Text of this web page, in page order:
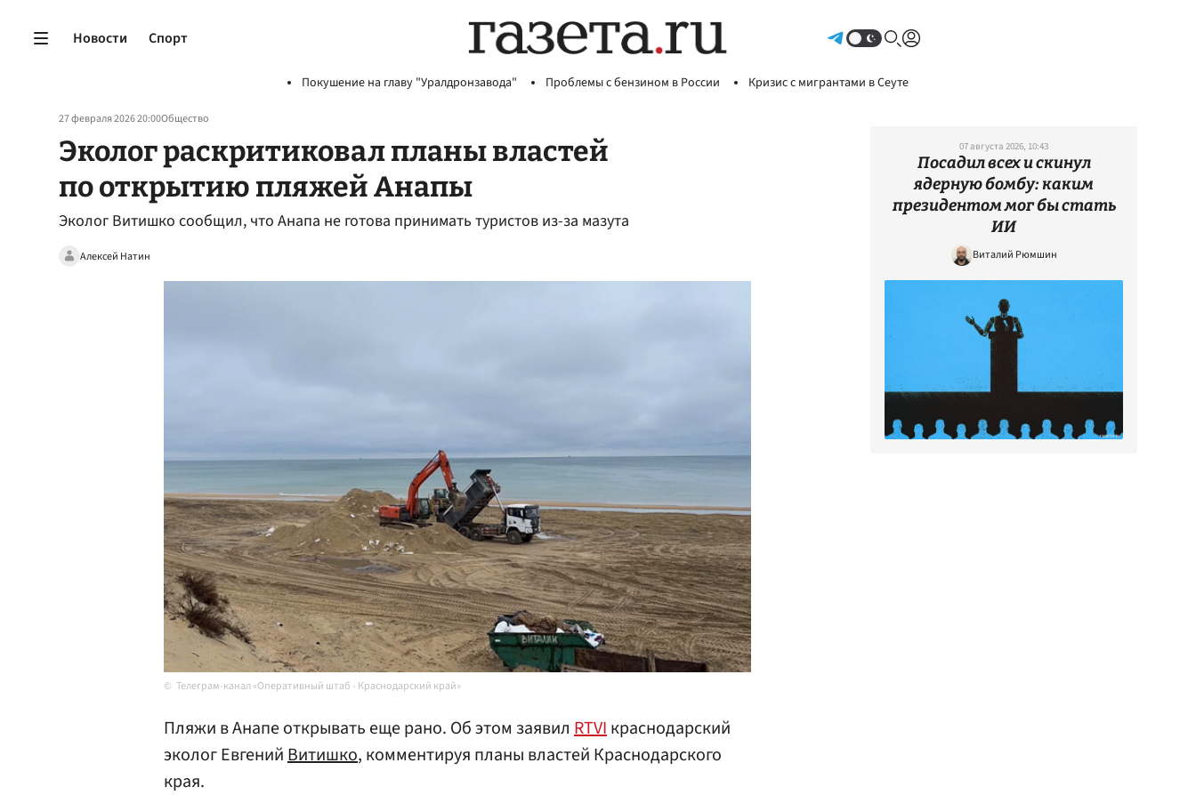
Новости Спорт
Покушение на главу "Уралдронзавода" Проблемы с бензином в России Кризис с мигрантами в Сеуте
27 февраля 2026 20:00Общество
Эколог раскритиковал планы властей
по открытию пляжей Анапы
Эколог Витишко сообщил, что Анапа не готова принимать туристов из-за мазута
Алексей Натин
Телеграм-канал «Оперативный штаб - Краснодарский край»
Пляжи в Анапе открывать еще рано. Об этом заявил RTVIкраснодарский
эколог ЕвгенийВитишко, комментируя планы властей Краснодарского
края.
07 августа 2026, 10:43
Посадил всех и скинул
ядерную бомбу: каким
президентом мог бы стать
ИИ
Виталий Рюмшин